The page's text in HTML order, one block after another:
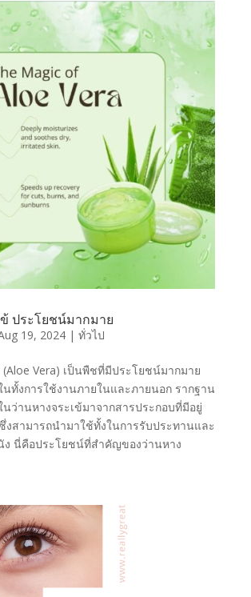
ประโยชน์มากมาย
19, 2024| ทั่วไป
(Aloe Vera) เป็นพืชที่มีประโยชน์มากมาย
ทั้งการใช้งานภายในและภายนอก รากฐาน
ว่านหางจระเข้มาจากสารประกอบที่มีอยู่
งสามารถนำมาใช้ทั้งในการรับประทานและ
ง นี่คือประโยชน์ที่สำคัญของว่านหาง